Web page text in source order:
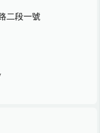
二段一號